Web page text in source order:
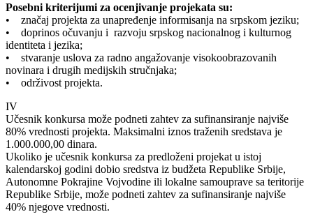
Posebni kriterijumi za ocenjivanje projekata su:
• značaj projekta za unapređenje informisanja na srpskom jeziku;
• doprinos očuvanju i razvoju srpskog nacionalnog i kulturnog
identiteta i jezika;
• stvaranje uslova za radno angažovanje visokoobrazovanih
novinara i drugih medijskih stručnjaka;
• održivost projekta.
IV
Učesnik konkursa može podneti zahtev za sufinansiranje najviše
80% vrednosti projekta. Maksimalni iznos traženih sredstava je
1.000.000,00 dinara.
Ukoliko je učesnik konkursa za predloženi projekat u istoj
kalendarskoj godini dobio sredstva iz budžeta Republike Srbije,
Autonomne Pokrajine Vojvodine ili lokalne samouprave sa teritorije
Republike Srbije, može podneti zahtev za sufinansiranje najviše
40% njegove vrednosti.